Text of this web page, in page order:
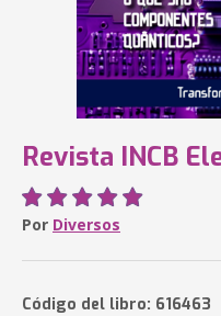
Revista INCB
Por Diversos
Código del libro: 616463